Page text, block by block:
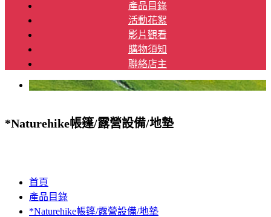
產品目錄
活動花絮
影片觀看
購物須知
聯絡店主
*Naturehike帳篷/露營設備/地墊
首頁
產品目錄
*Naturehike帳篷/露營設備/地墊